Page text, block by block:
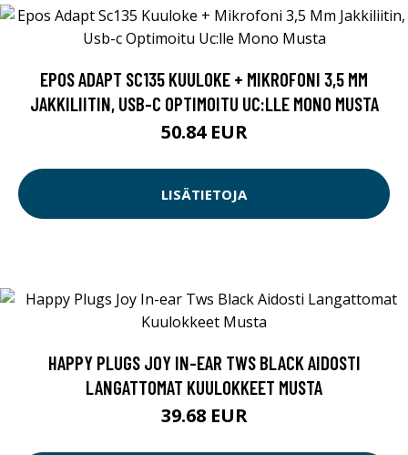
EPOS ADAPT SC135 KUULOKE + MIKROFONI 3,5 MM
JAKKILIITIN, USB-C OPTIMOITU UC:LLE MONO MUSTA
50.84 EUR
LISÄTIETOJA
HAPPY PLUGS JOY IN-EAR TWS BLACK AIDOSTI
LANGATTOMAT KUULOKKEET MUSTA
39.68 EUR